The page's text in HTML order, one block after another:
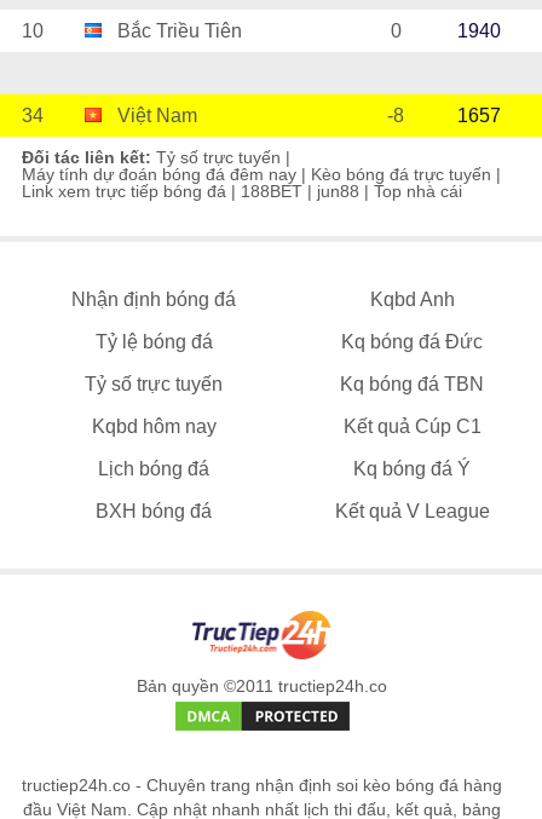
10 Bắc Triều Tiên 0 1940
34 Việt Nam -8 1657
Đối tác liên kết: Tỷ số trực tuyến |
Máy tính dự đoán bóng đá đêm nay | Kèo bóng đá trực tuyến |
Link xem trực tiếp bóng đá | 188BET | jun88 | Top nhà cái
Nhận định bóng đá Kqbd Anh
Tỷ lệ bóng đá Kq bóng đá Đức
Tỷ số trực tuyến Kq bóng đá TBN
Kqbd hôm nay Kết quả Cúp C1
Lịch bóng đá Kq bóng đá Ý
BXH bóng đá Kết quả V League
Bản quyền ©2011 tructiep24h.co
tructiep24h.co - Chuyên trang nhận định soi kèo bóng đá hàng
đầu Việt Nam. Cập nhật nhanh nhất lịch thi đấu, kết quả, bảng